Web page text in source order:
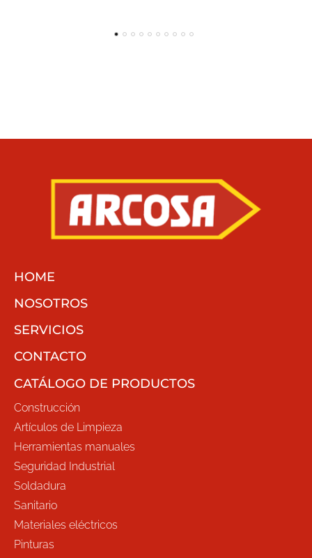
HOME
NOSOTROS
SERVICIOS
CONTACTO
CATÁLOGO DE PRODUCTOS
Construcción
Artículos de Limpieza
Herramientas manuales
Seguridad Industrial
Soldadura
Sanitario
Materiales eléctricos
Pinturas